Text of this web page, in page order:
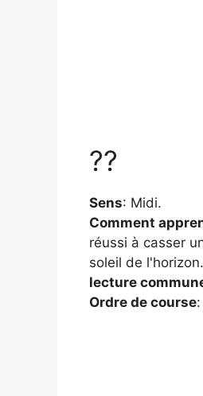
??
Sens: Midi.
Comment
réussi à casser
soleil de
lecture
Ordre de course: